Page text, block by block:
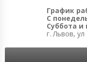
График
С
Суббота и
г. Львов,